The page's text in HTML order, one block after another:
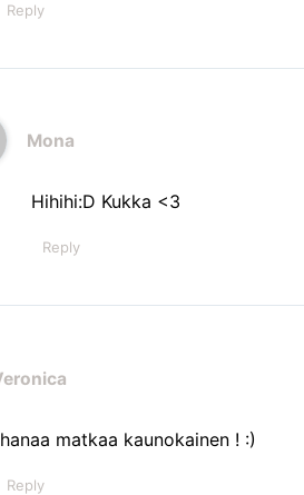
Reply
Mona
Hihihi:D Kukka <3
Reply
matkaa kaunokainen ! :)
Reply